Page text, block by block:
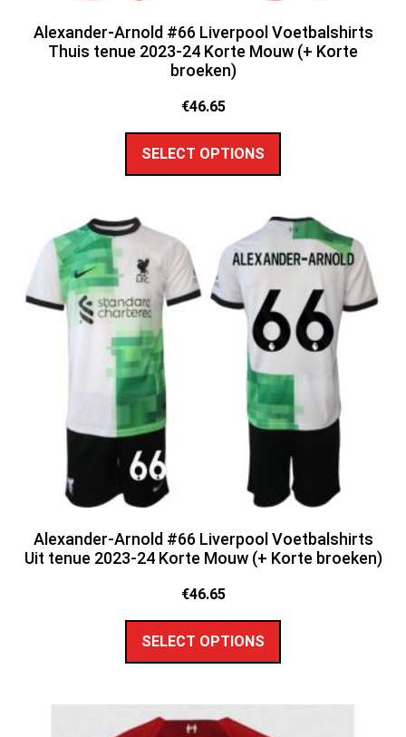
Alexander-Arnold #66 Liverpool Voetbalshirts
Thuis tenue 2023-24 Korte Mouw (+ Korte
broeken)
€46.65
SELECT OPTIONS
Alexander-Arnold #66 Liverpool Voetbalshirts
Uit tenue 2023-24 Korte Mouw (+ Korte broeken)
€46.65
SELECT OPTIONS